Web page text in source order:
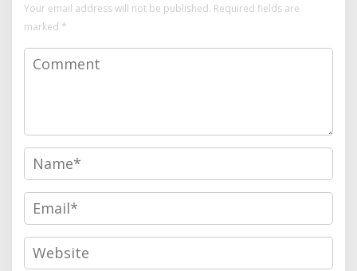
Your email address will not be published. Required fields are
marked *